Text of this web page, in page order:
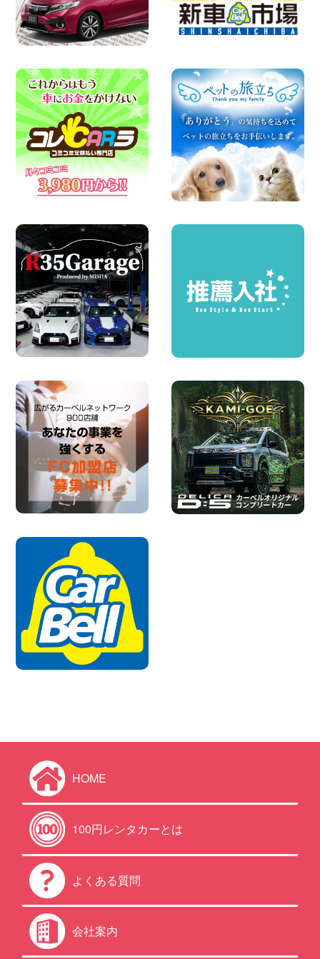
楽しい佐渡旅行を守るために!安全運転の
お願い 新潟県 両津店
100円レンタカー 両津
日産セレナが新入荷!!中川かの里店!! 愛知
県 中川かの里店
100円レンタカー 中川かの里
2026年08月07日
☆ 夏休みクーポン登場!最大9,500円おト
ク! ☆ 鳥取県 鳥取青谷店
100円レンタカー 鳥取青谷
2026年08月07日
夏季休暇のお知らせ 東京都 墨田両国店
100円レンタカー 墨田両国
2026年08月07日
夏季休暇のお知らせ 東京都 墨田文花店
お盆も休まず営業します! 神奈川県 横浜
旭南本宿町店
100円レンタカー 横浜旭南本宿町
2026年08月07日
HOME
100円レンタカーとは
よくある質問
会社案内